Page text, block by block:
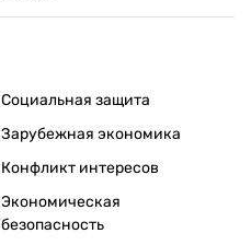
Социальная защита
Зарубежная экономика
Конфликт интересов
Экономическая
безопасность